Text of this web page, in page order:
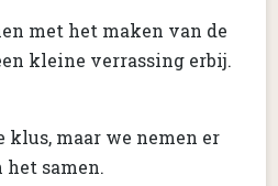
met het maken van de
kleine verrassing erbij.
klus, maar we nemen er
het samen.